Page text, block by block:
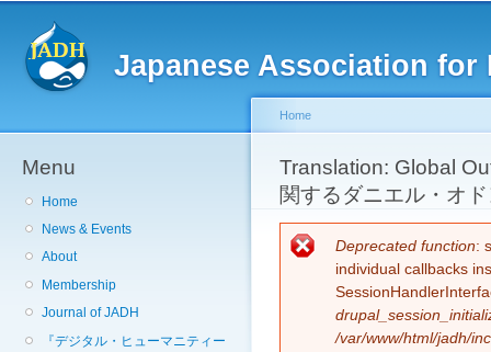
Japanese Association
Menu
Home
News & Events
About
Membership
Journal of JADH
『デジタル・ヒューマニティー
You are here
Home
Translation: Global
関するダニエル・オ
Error message
Deprecated function:
individual callbacks
/var/www/html/jadh/